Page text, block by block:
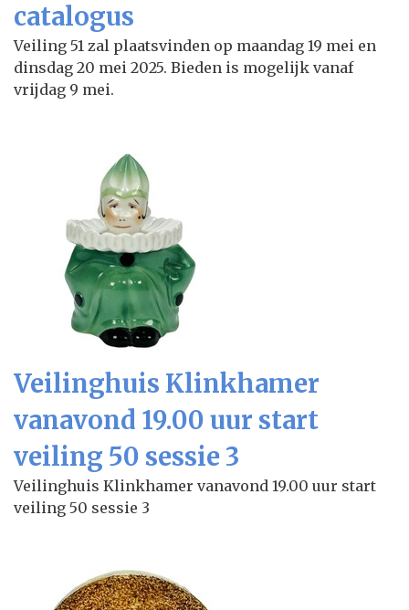
catalogus
Veiling 51 zal plaatsvinden op maandag 19 mei en
dinsdag 20 mei 2025. Bieden is mogelijk vanaf
vrijdag 9 mei.
Veilinghuis Klinkhamer
vanavond 19.00 uur start
veiling 50 sessie 3
Veilinghuis Klinkhamer vanavond 19.00 uur start
veiling 50 sessie 3